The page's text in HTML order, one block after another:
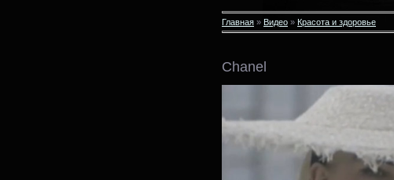
Главная » Видео » Красота и здоровье
Chanel